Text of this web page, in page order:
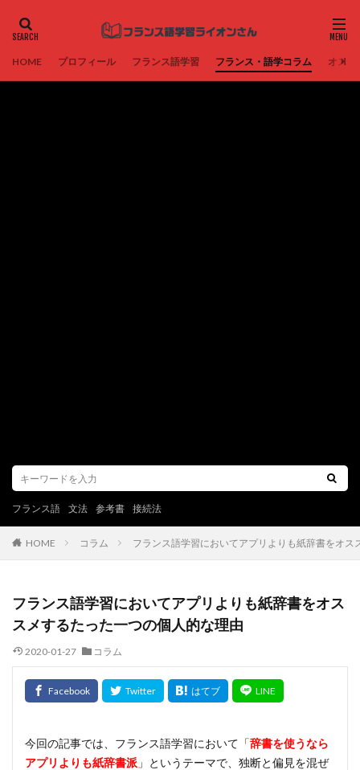
HOME プロフィール フランス語学習 フランス・語学コラム オスス
フランス語 文法 参考書 接続法
HOME コラム フランス語学習においてアプリよりも紙辞書をオ
フランス語学習においてアプリよりも紙辞書をオス
スメするたった一つの個人的な理由
2020-01-27 コラム
今回の記事では、フランス語学習において「辞書を使うなら
アプリよりも紙辞書派 」というテーマで、独断と偏見を混ぜ